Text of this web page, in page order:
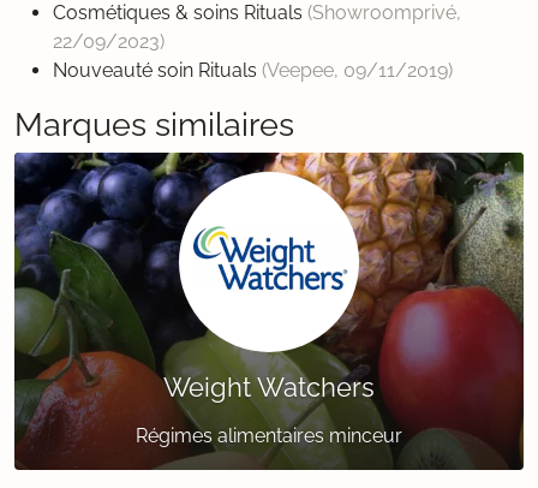
Cosmétiques & soins Rituals (Showroomprivé,
22/09/2023)
Nouveauté soin Rituals (Veepee, 09/11/2019)
Marques similaires
Weight Watchers
Régimes alimentaires minceur